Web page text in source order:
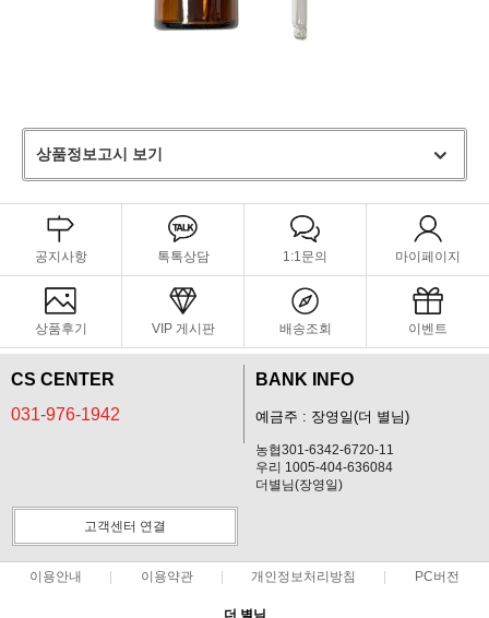
상품정보고시 보기
공지사항 톡톡상담 1:1문의 마이페이지
상품후기 VIP 게시판 배송조회 이벤트
CS CENTER
031-976-1942
BANK INFO
예금주 : 장영일(더 별님)
농협301-6342-6720-11
우리 1005-404-636084
더별님(장영일)
고객센터 연결
이용안내 이용약관 개인정보처리방침 PC버전
더 별님